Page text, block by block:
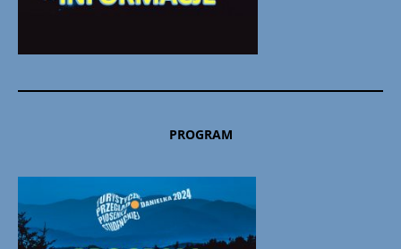
PROGRAM